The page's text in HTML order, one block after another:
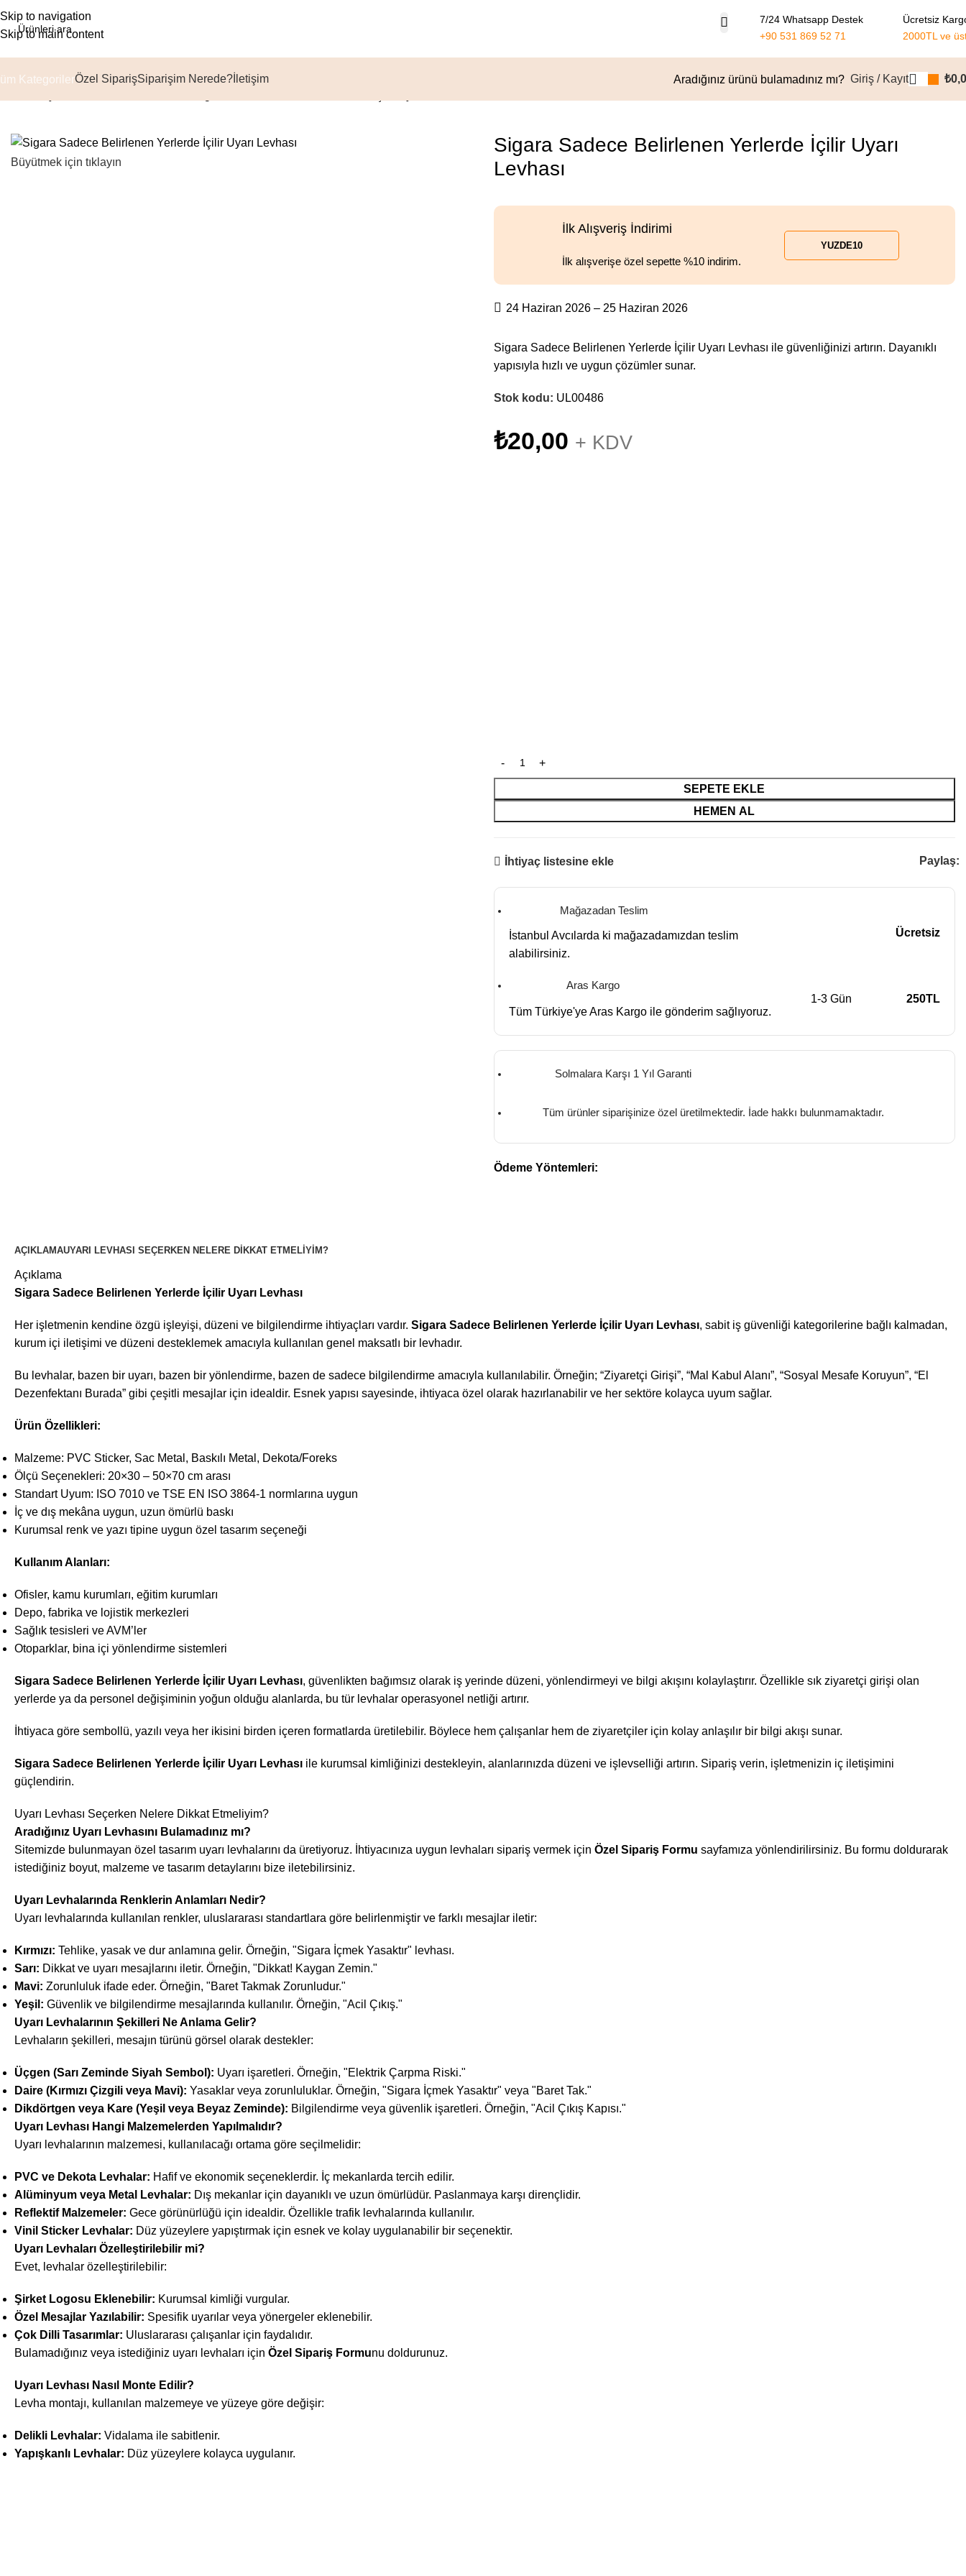
Skip to navigation
Skip to main content
7/24 Whatsapp Destek
+90 531 869 52 71
Ücretsiz
2000TL ve
KategorilerÖzel SiparişSiparişim Nerede? İletişim Aradığınız ürünü bulamadınız mı? Giriş / Kayıt ₺
Büyütmek için tıklayın
Sigara Sadece Belirlenen Yerlerde İçilir Uyarı
Levhası
İlk Alışveriş İndirimi
İlk alışverişe özel sepette %10 indirim.
YUZDE10
24 Haziran 2026 – 25 Haziran 2026
Sigara Sadece Belirlenen Yerlerde İçilir Uyarı Levhası ile güvenliğinizi artırın. Dayanıklı
yapısıyla hızlı ve uygun çözümler sunar.
Stok kodu: UL00486
₺20,00 + KDV
SEPETE EKLE
HEMEN AL
İhtiyaç listesine ekle Paylaş:
Mağazadan Teslim
İstanbul Avcılarda ki mağazadamızdan teslim
alabilirsiniz.
Ücretsiz
Aras Kargo
Tüm Türkiye'ye Aras Kargo ile gönderim sağlıyoruz.
1-3 Gün 250TL
Solmalara Karşı 1 Yıl Garanti
Tüm ürünler siparişinize özel üretilmektedir. İade hakkı bulunmamaktadır.
Ödeme Yöntemleri:
AÇIKLAMAUYARI LEVHASI SEÇERKEN NELERE DIKKAT ETMELIYIM?
Açıklama
Sigara Sadece Belirlenen Yerlerde İçilir Uyarı Levhası
Her işletmenin kendine özgü işleyişi, düzeni ve bilgilendirme ihtiyaçları vardır. Sigara Sadece Belirlenen Yerlerde İçilir Uyarı Levhası, sabit iş güvenliği kategorilerine bağlı kalmadan,
kurum içi iletişimi ve düzeni desteklemek amacıyla kullanılan genel maksatlı bir levhadır.
Bu levhalar, bazen bir uyarı, bazen bir yönlendirme, bazen de sadece bilgilendirme amacıyla kullanılabilir. Örneğin; “Ziyaretçi Girişi”, “Mal Kabul Alanı”, “Sosyal Mesafe Koruyun”, “El
Dezenfektanı Burada” gibi çeşitli mesajlar için idealdir. Esnek yapısı sayesinde, ihtiyaca özel olarak hazırlanabilir ve her sektöre kolayca uyum sağlar.
Ürün Özellikleri:
Malzeme: PVC Sticker, Sac Metal, Baskılı Metal, Dekota/Foreks
Ölçü Seçenekleri: 20×30 – 50×70 cm arası
Standart Uyum: ISO 7010 ve TSE EN ISO 3864-1 normlarına uygun
İç ve dış mekâna uygun, uzun ömürlü baskı
Kurumsal renk ve yazı tipine uygun özel tasarım seçeneği
Kullanım Alanları:
Ofisler, kamu kurumları, eğitim kurumları
Depo, fabrika ve lojistik merkezleri
Sağlık tesisleri ve AVM’ler
Otoparklar, bina içi yönlendirme sistemleri
Sigara Sadece Belirlenen Yerlerde İçilir Uyarı Levhası, güvenlikten bağımsız olarak iş yerinde düzeni, yönlendirmeyi ve bilgi akışını kolaylaştırır. Özellikle sık ziyaretçi girişi olan
yerlerde ya da personel değişiminin yoğun olduğu alanlarda, bu tür levhalar operasyonel netliği artırır.
İhtiyaca göre sembollü, yazılı veya her ikisini birden içeren formatlarda üretilebilir. Böylece hem çalışanlar hem de ziyaretçiler için kolay anlaşılır bir bilgi akışı sunar.
Sigara Sadece Belirlenen Yerlerde İçilir Uyarı Levhası ile kurumsal kimliğinizi destekleyin, alanlarınızda düzeni ve işlevselliği artırın. Sipariş verin, işletmenizin iç iletişimini
güçlendirin.
Uyarı Levhası Seçerken Nelere Dikkat Etmeliyim?
Aradığınız Uyarı Levhasını Bulamadınız mı?
Sitemizde bulunmayan özel tasarım uyarı levhalarını da üretiyoruz. İhtiyacınıza uygun levhaları sipariş vermek için Özel Sipariş Formu sayfamıza yönlendirilirsiniz. Bu formu doldurarak
istediğiniz boyut, malzeme ve tasarım detaylarını bize iletebilirsiniz.
Uyarı Levhalarında Renklerin Anlamları Nedir?
Uyarı levhalarında kullanılan renkler, uluslararası standartlara göre belirlenmiştir ve farklı mesajlar iletir:
Kırmızı: Tehlike, yasak ve dur anlamına gelir. Örneğin, "Sigara İçmek Yasaktır" levhası.
Sarı: Dikkat ve uyarı mesajlarını iletir. Örneğin, "Dikkat! Kaygan Zemin."
Mavi: Zorunluluk ifade eder. Örneğin, "Baret Takmak Zorunludur."
Yeşil: Güvenlik ve bilgilendirme mesajlarında kullanılır. Örneğin, "Acil Çıkış."
Uyarı Levhalarının Şekilleri Ne Anlama Gelir?
Levhaların şekilleri, mesajın türünü görsel olarak destekler:
Üçgen (Sarı Zeminde Siyah Sembol): Uyarı işaretleri. Örneğin, "Elektrik Çarpma Riski."
Daire (Kırmızı Çizgili veya Mavi): Yasaklar veya zorunluluklar. Örneğin, "Sigara İçmek Yasaktır" veya "Baret Tak."
Dikdörtgen veya Kare (Yeşil veya Beyaz Zeminde): Bilgilendirme veya güvenlik işaretleri. Örneğin, "Acil Çıkış Kapısı."
Uyarı Levhası Hangi Malzemelerden Yapılmalıdır?
Uyarı levhalarının malzemesi, kullanılacağı ortama göre seçilmelidir:
PVC ve Dekota Levhalar: Hafif ve ekonomik seçeneklerdir. İç mekanlarda tercih edilir.
Alüminyum veya Metal Levhalar: Dış mekanlar için dayanıklı ve uzun ömürlüdür. Paslanmaya karşı dirençlidir.
Reflektif Malzemeler: Gece görünürlüğü için idealdir. Özellikle trafik levhalarında kullanılır.
Vinil Sticker Levhalar: Düz yüzeylere yapıştırmak için esnek ve kolay uygulanabilir bir seçenektir.
Uyarı Levhaları Özelleştirilebilir mi?
Evet, levhalar özelleştirilebilir:
Şirket Logosu Eklenebilir: Kurumsal kimliği vurgular.
Özel Mesajlar Yazılabilir: Spesifik uyarılar veya yönergeler eklenebilir.
Çok Dilli Tasarımlar: Uluslararası çalışanlar için faydalıdır.
Bulamadığınız veya istediğiniz uyarı levhaları için Özel Sipariş Formunu doldurunuz.
Uyarı Levhası Nasıl Monte Edilir?
Levha montajı, kullanılan malzemeye ve yüzeye göre değişir:
Delikli Levhalar: Vidalama ile sabitlenir.
Yapışkanlı Levhalar: Düz yüzeylere kolayca uygulanır.